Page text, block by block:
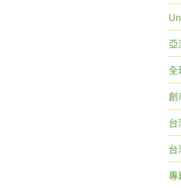
亞
全
創
台
台
專